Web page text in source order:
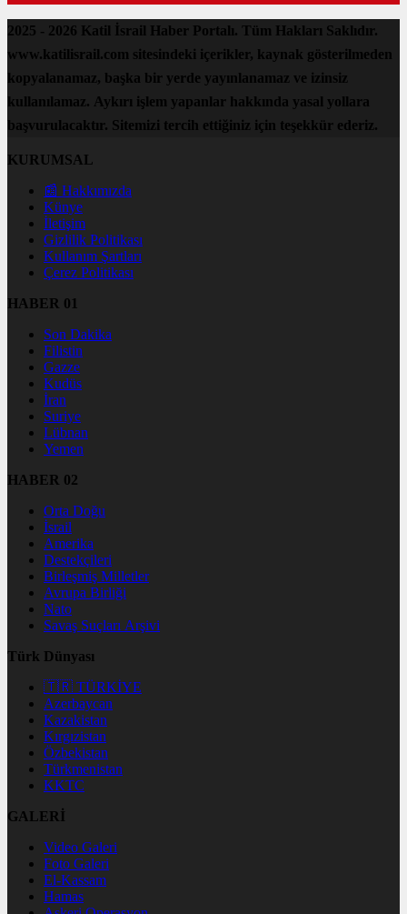
2025 - 2026 Katil İsrail Haber Portalı. Tüm Hakları Saklıdır.
www.katilisrail.com sitesindeki içerikler, kaynak gösterilmeden
kopyalanamaz, başka bir yerde yayınlanamaz ve izinsiz
kullanılamaz. Aykırı işlem yapanlar hakkında yasal yollara
başvurulacaktır. Sitemizi tercih ettiğiniz için teşekkür ederiz.
KURUMSAL
📰 Hakkımızda
Künye
İletişim
Gizlilik Politikası
Kullanım Şartları
Çerez Politikası
HABER 01
Son Dakika
Filistin
Gazze
Kudüs
İran
Suriye
Lübnan
Yemen
HABER 02
Orta Doğu
İsrail
Amerika
Destekçileri
Birleşmiş Milletler
Avrupa Birliği
Nato
Savaş Suçları Arşivi
Türk Dünyası
🇹🇷 TÜRKİYE
Azerbaycan
Kazakistan
Kırgızistan
Özbekistan
Türkmenistan
KKTC
GALERİ
Video Galeri
Foto Galeri
El-Kassam
Hamas